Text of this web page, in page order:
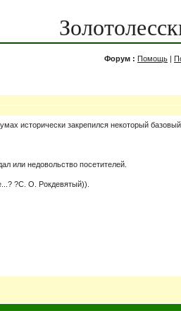
Форум : Помощь |
исторически закрепился некоторый
или недовольство посетителей.
?С. О. Рокдевятый)).